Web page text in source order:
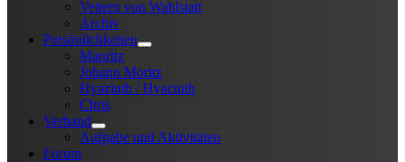
Vettern von Wahlstatt
Archiv
Persönlichkeiten
Mauritz
Johann Moritz
Hyazinth / Hyacinth
Chris
Verband
Aufgabe und Aktivitäten
Forum